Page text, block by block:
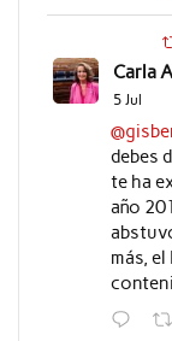
Carla
5 Jul
debes
te ha
año
más,